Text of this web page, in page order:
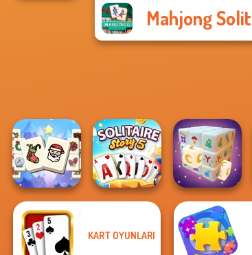
Mahjong
Mahjong
Christmas
Holiday
Solitaire Story
Mystic Mahjong
KART OYUNLARI